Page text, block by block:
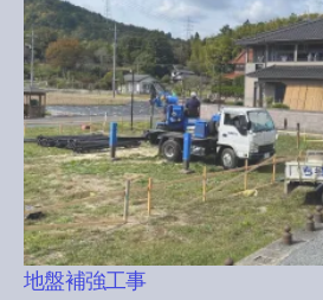
地盤補強工事